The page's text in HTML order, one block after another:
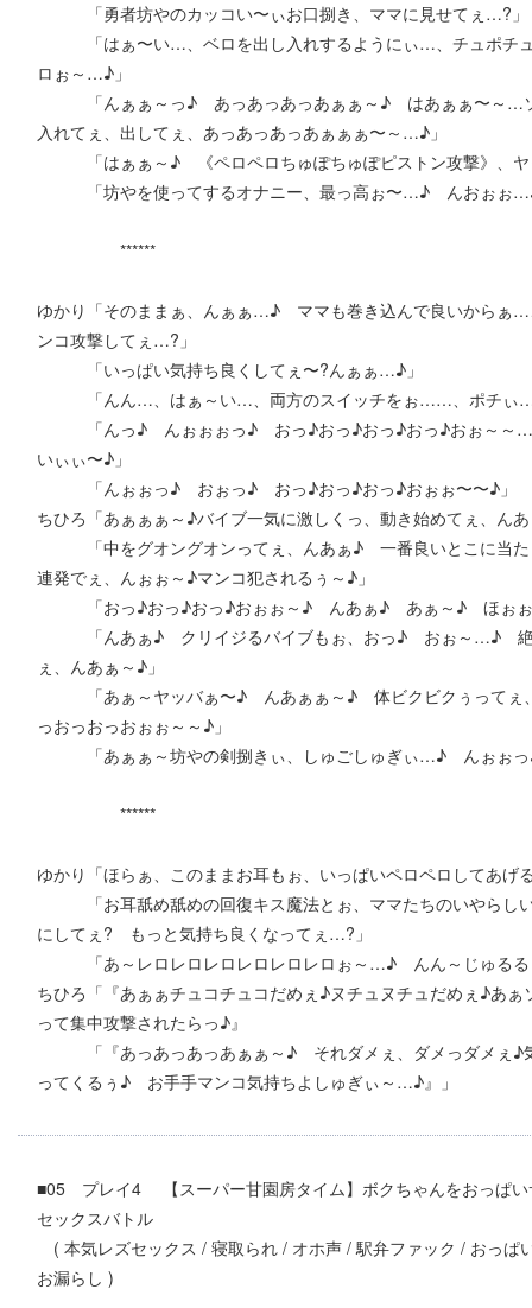
「勇者坊やのカッコい〜ぃお口捌き、ママに見せてぇ…?」
「はぁ〜い…、ベロを出し入れするようにぃ…、チュポチ
ロぉ～…♪」
「んぁぁ～っ♪ あっあっあっあぁぁ～♪ はあぁぁ〜～…
入れてぇ、出してぇ、あっあっあっあぁぁぁ〜～…♪」
「はぁぁ～♪ 《ペロペロちゅぽちゅぽピストン攻撃》、
「坊やを使ってするオナニー、最っ高ぉ〜…♪ んおぉ
******
ゆかり「そのままぁ、んぁぁ…♪ ママも巻き込んで良いからぁ…
ンコ攻撃してぇ…?」
「いっぱい気持ち良くしてぇ〜?んぁぁ…♪」
「んん…、はぁ～い…、両方のスイッチをぉ……、ポチぃ
「んっ♪ んぉぉぉっ♪ おっ♪おっ♪おっ♪おっ♪おぉ～～…♪
いぃぃ〜♪」
「んぉぉっ♪ おぉっ♪ おっ♪おっ♪おっ♪おぉぉ〜〜♪」
ちひろ「あぁぁぁ～♪バイブ一気に激しくっ、動き始めてぇ、ん
「中をグオングオンってぇ、んあぁ♪ 一番良いとこに当た
連発でぇ、んぉぉ～♪マンコ犯されるぅ～♪」
「おっ♪おっ♪おっ♪おぉぉ～♪ んあぁ♪ あぁ～♪ ほぉ
「んあぁ♪ クリイジるバイブもぉ、おっ♪ おぉ～…♪ 絶
ぇ、んあぁ～♪」
「あぁ～ヤッバぁ〜♪ んあぁぁ～♪ 体ビクビクぅってぇ、
っおっおっおぉぉ～～♪」
「あぁぁ～坊やの剣捌きぃ、しゅごしゅぎぃ…♪ んぉぉ
******
ゆかり「ほらぁ、このままお耳もぉ、いっぱいペロペロしてあ
「お耳舐め舐めの回復キス魔法とぉ、ママたちのいやらしい
にしてぇ? もっと気持ち良くなってぇ…?」
「あ～レロレロレロレロレロレロぉ～…♪ んん～じゅる
ちひろ「『あぁぁチュコチュコだめぇ♪ヌチュヌチュだめぇ♪あ
って集中攻撃されたらっ♪』
「『あっあっあっあぁぁ～♪ それダメぇ、ダメっダメぇ♪
ってくるぅ♪ お手手マンコ気持ちよしゅぎぃ～…♪』」
■05 プレイ4 【スーパー甘園房タイム】ボクちゃんをおっぱい
セックスバトル
( 本気レズセックス / 寝取られ / オホ声 / 駅弁ファック / おっぱ
お漏らし )